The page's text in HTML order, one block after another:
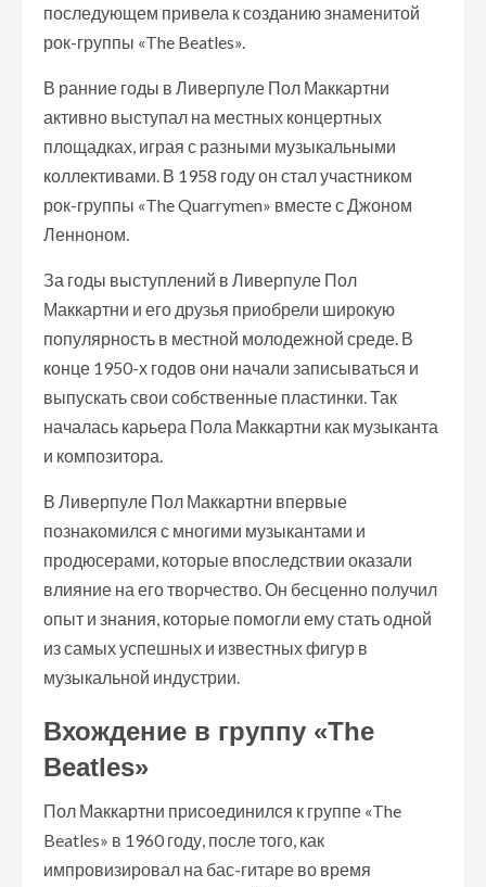
последующем привела к созданию знаменитой
рок-группы «The Beatles».
В ранние годы в Ливерпуле Пол Маккартни
активно выступал на местных концертных
площадках, играя с разными музыкальными
коллективами. В 1958 году он стал участником
рок-группы «The Quarrymen» вместе с Джоном
Ленноном.
За годы выступлений в Ливерпуле Пол
Маккартни и его друзья приобрели широкую
популярность в местной молодежной среде. В
конце 1950-х годов они начали записываться и
выпускать свои собственные пластинки. Так
началась карьера Пола Маккартни как музыканта
и композитора.
В Ливерпуле Пол Маккартни впервые
познакомился с многими музыкантами и
продюсерами, которые впоследствии оказали
влияние на его творчество. Он бесценно получил
опыт и знания, которые помогли ему стать одной
из самых успешных и известных фигур в
музыкальной индустрии.
Вхождение в группу «The
Beatles»
Пол Маккартни присоединился к группе «The
Beatles» в 1960 году, после того, как
импровизировал на бас-гитаре во время